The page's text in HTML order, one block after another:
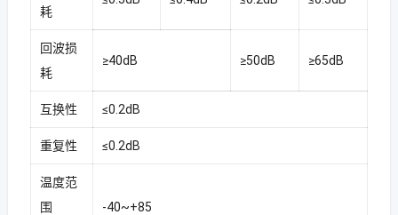
耗
回波损
耗
≥40dB ≥50dB ≥65dB
互换性 ≤0.2dB
重复性 ≤0.2dB
温度范
围
-40~+85